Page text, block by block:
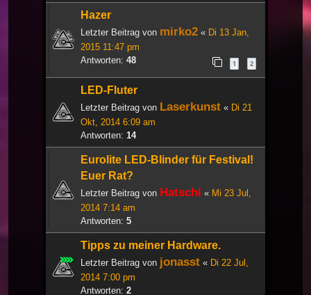
Hazer
Letzter Beitrag von mirko2 « Di 13 Jan,
2015 11:47 pm
Antworten: 48 1 2
LED-Fluter
Letzter Beitrag von Laserkunst « Di 21
Okt, 2014 6:09 am
Antworten: 14
Eurolite LED-Blinder für Festival!
Euer Rat?
Letzter Beitrag von Hatschi « Mi 23 Jul,
2014 7:14 am
Antworten: 5
Tipps zu meiner Hardware.
Letzter Beitrag von jonasst « Di 22 Jul,
2014 7:00 pm
Antworten: 2